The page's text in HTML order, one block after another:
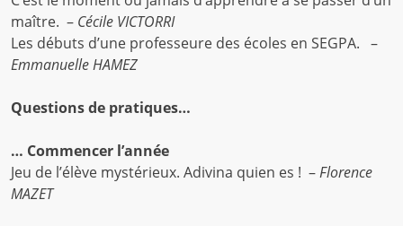
maître. –Cécile VICTORRI
Les débuts d’une professeure des écoles en SEGPA. –
Emmanuelle HAMEZ
Questions de pratiques…
… Commencer l’année
Jeu de l’élève mystérieux. Adivina quien es ! –Florence
MAZET